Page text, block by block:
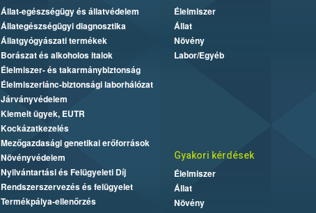
Állat-egészségügy és állatvédelem
Állategészségügyi diagnosztika
Állatgyógyászati termékek
Borászat és alkoholos italok
Élelmiszer- és takarmánybiztonság
Élelmiszerlánc-biztonsági laborhálózat
Járványvédelem
Kiemelt ügyek, EUTR
Kockázatkezelés
Mezőgazdasági genetikai erőforrások
Növényvédelem
Nyilvántartási és Felügyeleti Díj
Rendszerszervezés és felügyelet
Termékpálya-ellenőrzés
Élelmiszer
Állat
Növény
Labor/Egyéb
Gyakori kérdések
Élelmiszer
Állat
Növény